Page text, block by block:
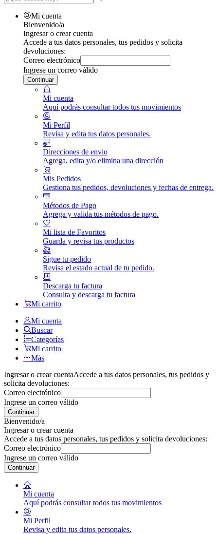
Mi cuenta
Bienvenido/a
Ingresar o crear cuenta
Accede a tus datos personales, tus pedidos y solicita
devoluciones:
Correo electrónico
Ingrese un correo válido
Continuar
Mi cuenta
Aquí podrás consultar todos tus movimientos
Mi Perfil
Revisa y edita tus datos personales.
Direcciones de envio
Agrega, edita y/o elimina una dirección
Mis Pedidos
Gestiona tus pedidos, devoluciones y fechas de entrega.
Métodos de Pago
Agrega y valida tus métodos de pago.
Mi lista de Favoritos
Guarda y revisa tus productos
Sigue tu pedido
Revisa el estado actual de tu pedido.
Descarga tu factura
Consulta y descarga tu factura
Mi carrito
Mi cuenta
Buscar
Categorías
Mi carrito
Más
Ingresar o crear cuentaAccede a tus datos personales, tus pedidos y
solicita devoluciones:
Correo electrónico
Ingrese un correo válido
Continuar
Bienvenido/a
Ingresar o crear cuenta
Accede a tus datos personales, tus pedidos y solicita devoluciones:
Correo electrónico
Ingrese un correo válido
Continuar
Mi cuenta
Aquí podrás consultar todos tus movimientos
Mi Perfil
Revisa y edita tus datos personales.